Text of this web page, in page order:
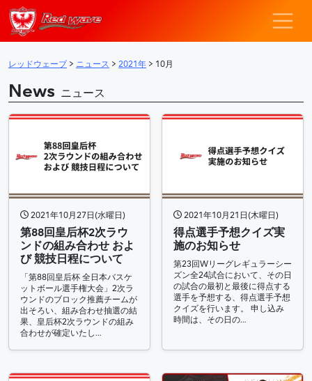
メインナビゲーション
レッドウェー
レッドウェーブ > ニュース > 2021年 > 10月
News ニュース
2021年10月27日(水曜日)
第88回皇后杯2次ラウ
ンドの組み合わせ およ
び 競技日程について
「第88回皇后杯 全日本バスケ
ットボール選手権大会」2次ラ
ウンドのブロック推薦チームが
出そろい、組み合わせ抽選の結
果、皇后杯2次ラウンドの組み
合わせが確定いたし…
2021年10月21日(木曜日)
得点選手予想クイズ実
施のお知らせ
第23回Wリーグレギュラーシー
ズン全24試合において、その日
の試合の最初と最後に得点する
選手を予想する、得点選手予想
クイズを行います。 申し込み
時間は、その日の…